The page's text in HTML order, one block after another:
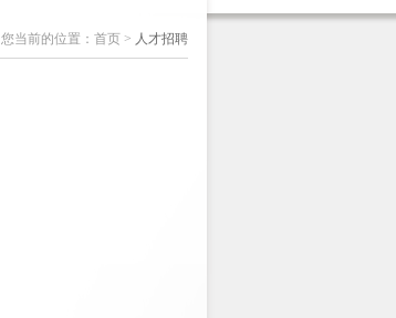
您当前的位置： 首页> 人才招聘